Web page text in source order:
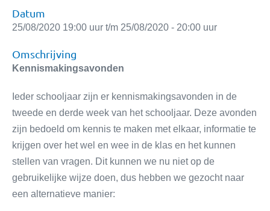
Datum
25/08/2020 19:00 uur t/m 25/08/2020 - 20:00 uur
Omschrijving
Kennismakingsavonden
Ieder schooljaar zijn er kennismakingsavonden in de
tweede en derde week van het schooljaar. Deze avonden
zijn bedoeld om kennis te maken met elkaar, informatie te
krijgen over het wel en wee in de klas en het kunnen
stellen van vragen. Dit kunnen we nu niet op de
gebruikelijke wijze doen, dus hebben we gezocht naar
een alternatieve manier: